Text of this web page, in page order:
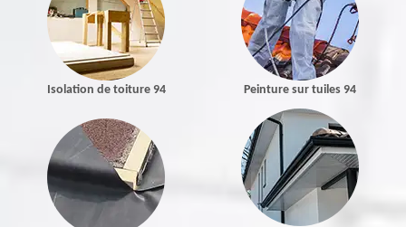
Isolation de toiture 94 Peinture sur tuiles 94